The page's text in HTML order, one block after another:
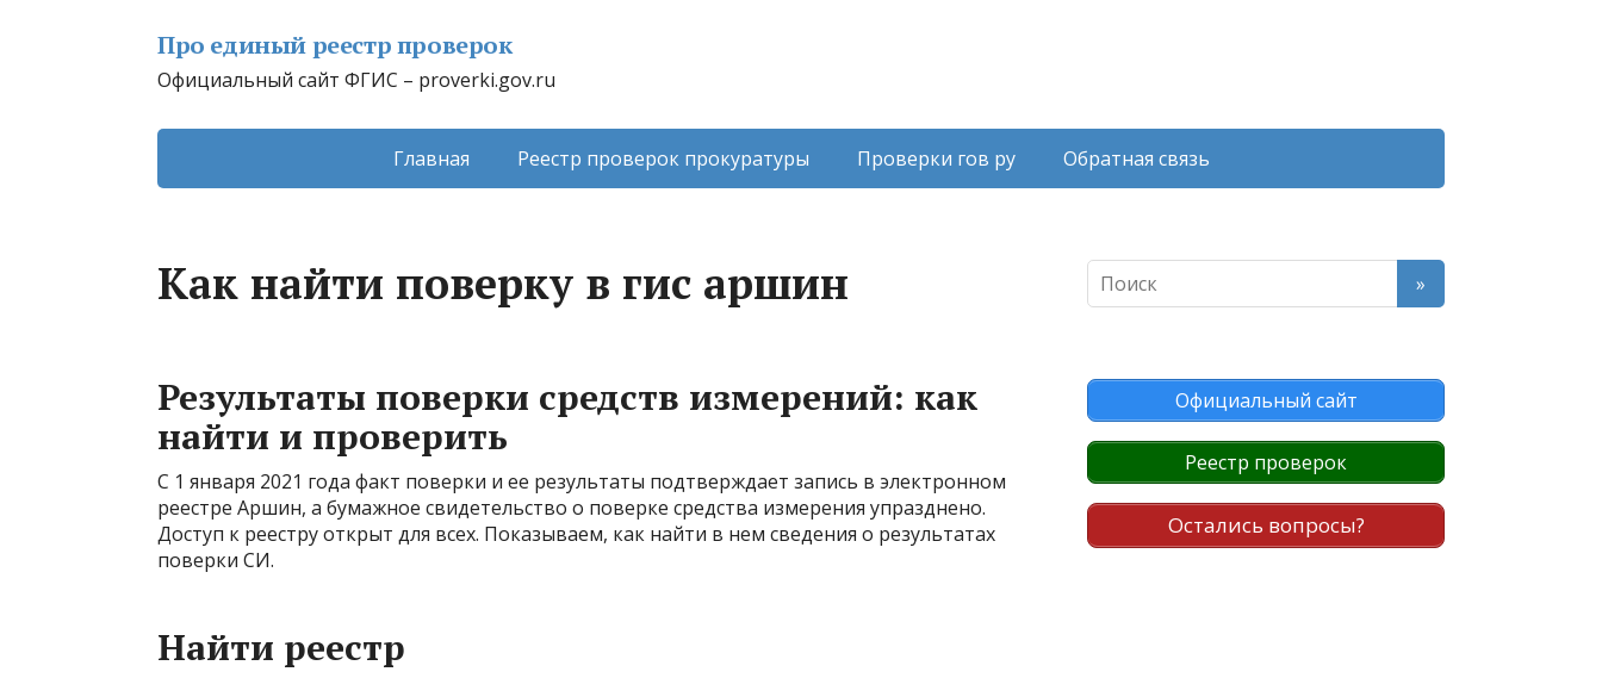
Про единый реестр проверок
Официальный сайт ФГИС – proverki.gov.ru
Главная Реестр проверок прокуратуры Проверки гов ру Обратная связь
Как найти поверку в гис аршин
Результаты поверки средств измерений: как
найти и проверить
С 1 января 2021 года факт поверки и ее результаты подтверждает запись в электронном
реестре Аршин, а бумажное свидетельство о поверке средства измерения упразднено.
Доступ к реестру открыт для всех. Показываем, как найти в нем сведения о результатах
поверки СИ.
Найти реестр
Официальный сайт
Реестр проверок
Остались вопросы?